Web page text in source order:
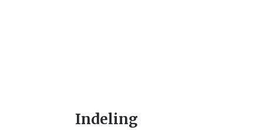
Indeling